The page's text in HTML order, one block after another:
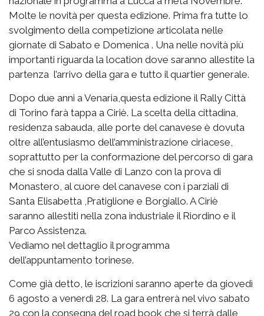
Molte le novità per questa edizione. Prima fra tutte lo
svolgimento della competizione articolata nelle
giornate di Sabato e Domenica . Una nelle novità più
importanti riguarda la location dove saranno allestite la
partenza l’arrivo della gara e tutto il quartier generale.
Dopo due anni a Venaria,questa edizione il Rally Città
di Torino farà tappa a Ciriè. La scelta della cittadina,
residenza sabauda, alle porte del canavese è dovuta
oltre all’entusiasmo dell’amministrazione ciriacese,
soprattutto per la conformazione del percorso di gara
che si snoda dalla Valle di Lanzo con la prova di
Monastero, al cuore del canavese con i parziali di
Santa Elisabetta ,Pratiglione e Borgiallo. A Ciriè
saranno allestiti nella zona industriale il Riordino e il
Parco Assistenza.
Vediamo nel dettaglio il programma
dell’appuntamento torinese.
Come già detto, le iscrizioni saranno aperte da giovedì
6 agosto a venerdì 28. La gara entrerà nel vivo sabato
29 con la consegna del road book che si terrà dalle